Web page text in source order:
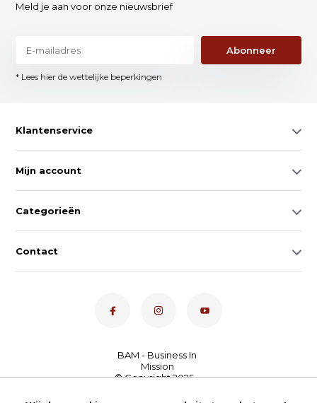
Meld je aan voor onze nieuwsbrief
Abonneer
* Lees hier de wettelijke beperkingen
Klantenservice
Mijn account
Categorieën
Contact
Dé toetsenspecialist van